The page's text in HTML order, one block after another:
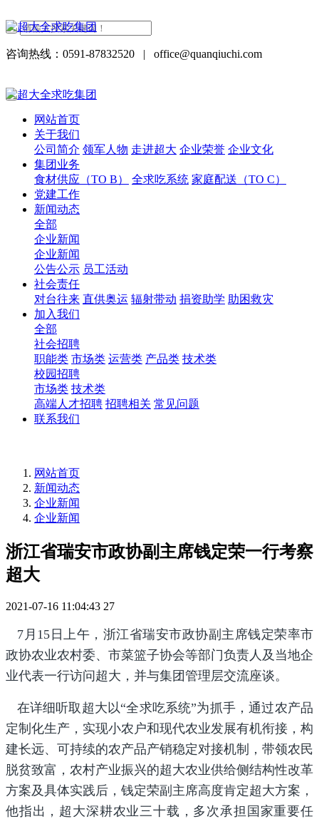
咨询热线：0591-87832520 | office@quanqiuchi.com
网站首页
关于我们
公司简介 领军人物 走进超大 企业荣誉 企业文化
集团业务
食材供应（TO B）
全求吃系统 家庭配送（TO C）
党建工作
新闻动态
全部
企业新闻
企业新闻
公告公示 员工活动
社会责任
对台往来 直供奥运 辐射带动 捐资助学 助困救灾
加入我们
全部
社会招聘
职能类 市场类 运营类 产品类 技术类
校园招聘
市场类 技术类
高端人才招聘 招聘相关 常见问题
联系我们
网站首页
新闻动态
企业新闻
企业新闻
浙江省瑞安市政协副主席钱定荣一行考察
超大
2021-07-16 11:04:43 27
7月15日上午，浙江省瑞安市政协副主席钱定荣率市
政协农业农村委、市菜篮子协会等部门负责人及当地企
业代表一行访问超大，并与集团管理层交流座谈。
在详细听取超大以“全求吃系统”为抓手，通过农产品
定制化生产，实现小农户和现代农业发展有机衔接，构
建长远、可持续的农产品产销稳定对接机制，带领农民
脱贫致富，农村产业振兴的超大农业供给侧结构性改革
方案及具体实践后，钱定荣副主席高度肯定超大方案，
他指出，超大深耕农业三十载，多次承担国家重要任